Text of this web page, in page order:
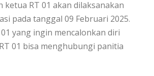
ketua RT 01 akan dilaksanakan
pada tanggal 09 Februari 2025.
yang ingin mencalonkan diri
01 bisa menghubungi panitia